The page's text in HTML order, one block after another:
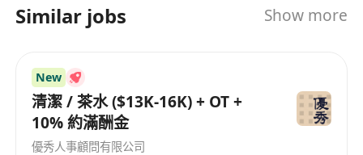
辆处理相关事务。雇主将依法核查应聘者合法受雇
资格，确保符合入境事务处相关规定，杜绝聘用非
Similar jobs Show more
New
清潔 / 茶水 ($13K-16K) + OT +
10% 約滿酬金
優秀人事顧問有限公司